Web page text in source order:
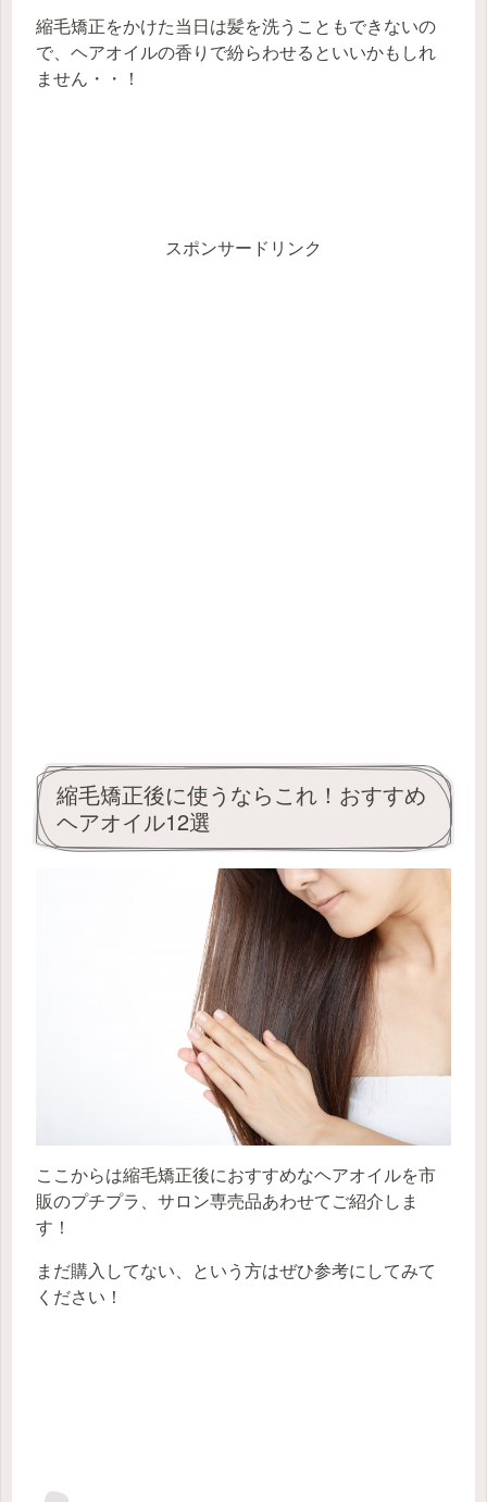
縮毛矯正をかけた当日は髪を洗うこともできないの
で、ヘアオイルの香りで紛らわせるといいかもしれ
ません・・！
スポンサードリンク
縮毛矯正後に使うならこれ！おすすめ
ヘアオイル12選
ここからは縮毛矯正後におすすめなヘアオイルを市
販のプチプラ、サロン専売品あわせてご紹介しま
す！
まだ購入してない、という方はぜひ参考にしてみて
ください！